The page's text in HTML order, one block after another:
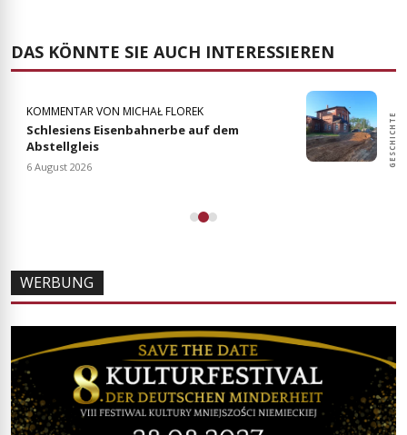
DAS KÖNNTE SIE AUCH INTERESSIEREN
KOMMENTAR VON MICHAŁ FLOREK
Schlesiens Eisenbahnerbe auf dem
Abstellgleis
6 August 2026 GESCHICHTE
WERBUNG